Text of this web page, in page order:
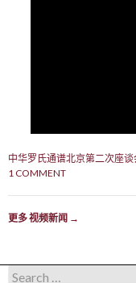
中华罗氏通谱北京第二次座谈
1 COMMENT
更多 视频新闻 →
Search for: